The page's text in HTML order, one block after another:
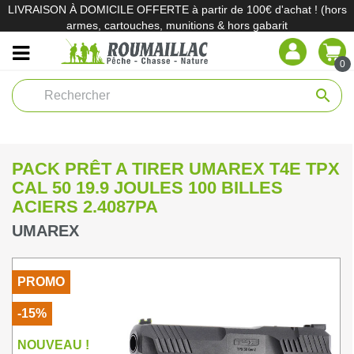
LIVRAISON À DOMICILE OFFERTE à partir de 100€ d'achat ! (hors
armes, cartouches, munitions & hors gabarit
0
search
PACK PRÊT A TIRER UMAREX T4E TPX
CAL 50 19.9 JOULES 100 BILLES
ACIERS 2.4087PA
UMAREX
PROMO
-15%
NOUVEAU !